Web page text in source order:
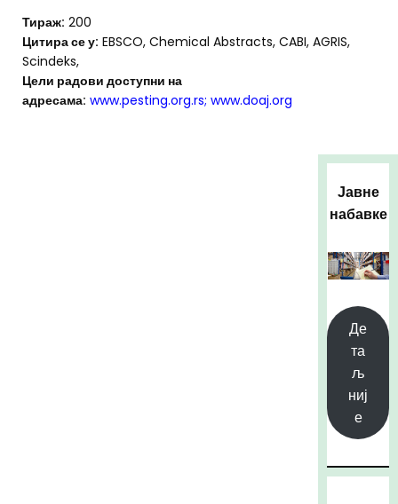
Тираж: 200
Цитира се у: EBSCO, Chemical Abstracts, CABI, AGRIS,
Scindeks,
Цели радови доступни на
адресама: www.pesting.org.rs; www.doaj.org
Јавне
набавке
Де
та
љ
ниј
е